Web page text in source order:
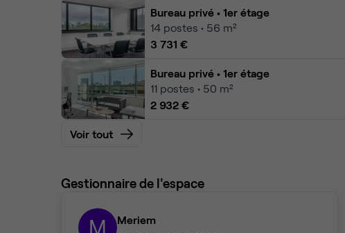
Bureau privé • 1er étage
14 postes • 56 m²
3 731 €
Bureau privé • 1er étage
11 postes • 50 m²
2 932 €
Voir tout
Gestionnaire de l'espace
M Meriem